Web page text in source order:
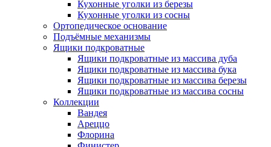
Кухонные уголки из березы
Кухонные уголки из сосны
Ортопедическое основание
Подъёмные механизмы
Ящики подкроватные
Ящики подкроватные из массива дуба
Ящики подкроватные из массива бука
Ящики подкроватные из массива березы
Ящики подкроватные из массива сосны
Коллекции
Вандея
Ареццо
Флорина